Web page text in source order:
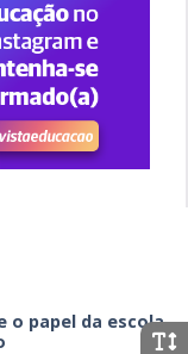
o papel da escola